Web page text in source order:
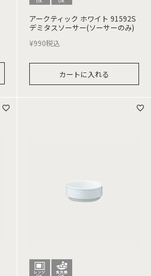
アークティック ホワイト 91592S
デミタスソーサー(ソーサーのみ)
¥990税込
カートに入れる